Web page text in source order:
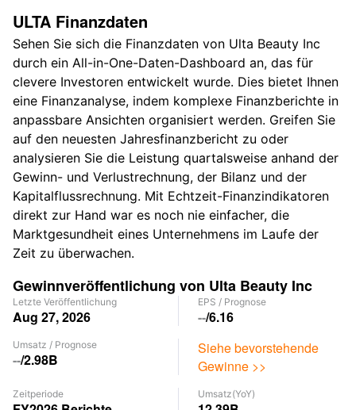
ULTA Finanzdaten
Sehen Sie sich die Finanzdaten von Ulta Beauty Inc
durch ein All-in-One-Daten-Dashboard an, das für
clevere Investoren entwickelt wurde. Dies bietet Ihnen
eine Finanzanalyse, indem komplexe Finanzberichte in
anpassbare Ansichten organisiert werden. Greifen Sie
auf den neuesten Jahresfinanzbericht zu oder
analysieren Sie die Leistung quartalsweise anhand der
Gewinn- und Verlustrechnung, der Bilanz und der
Kapitalflussrechnung. Mit Echtzeit-Finanzindikatoren
direkt zur Hand war es noch nie einfacher, die
Marktgesundheit eines Unternehmens im Laufe der
Zeit zu überwachen.
Gewinnveröffentlichung von Ulta Beauty Inc
Letzte Veröffentlichung
Aug 27, 2026
EPS / Prognose
--/6.16
Umsatz / Prognose
--/2.98B
Siehe bevorstehende
Gewinne >>
Zeitperiode Umsatz(YoY)